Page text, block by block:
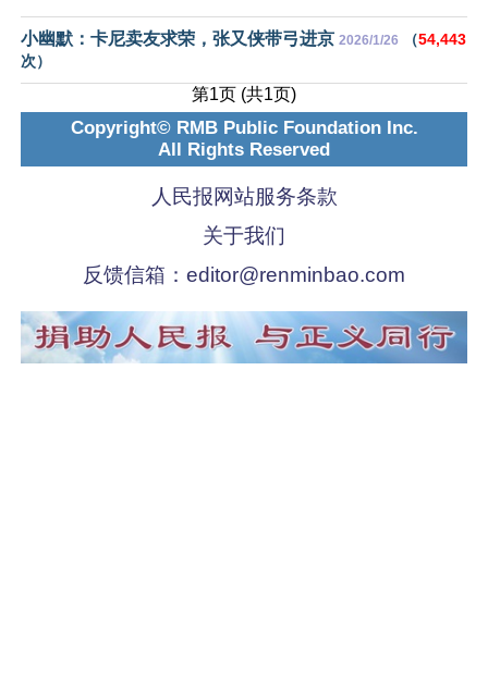
小幽默：卡尼卖友求荣，张又侠带弓进京 2026/1/26 （54,443
次）
第1页 (共1页)
Copyright© RMB Public Foundation Inc.
All Rights Reserved
人民报网站服务条款
关于我们
反馈信箱： editor@renminbao.com